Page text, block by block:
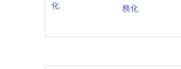
務化